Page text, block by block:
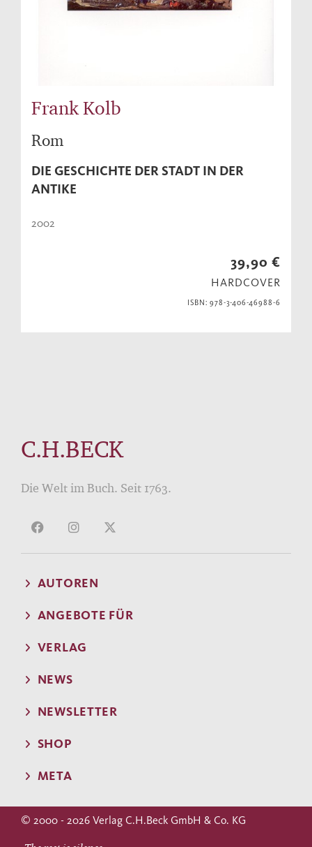
Frank Kolb
Rom
DIE GESCHICHTE DER STADT IN DER
ANTIKE
2002
39,90 €
HARDCOVER
ISBN: 978-3-406-46988-6
C.H.BECK
Die Welt im Buch. Seit 1763.
AUTOREN
ANGEBOTE FÜR
VERLAG
NEWS
NEWSLETTER
SHOP
META
© 2000 - 2026 Verlag C.H.Beck GmbH & Co. KG